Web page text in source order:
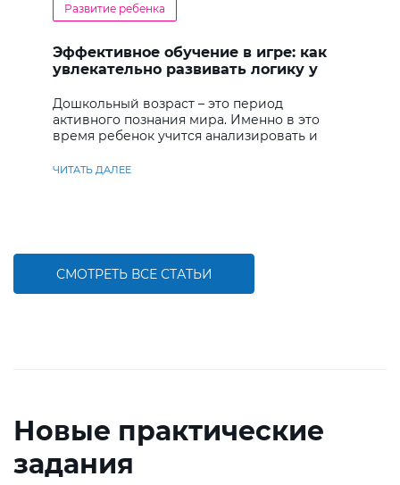
Развитие ребенка
Эффективное обучение в игре: как
увлекательно развивать логику у
Дошкольный возраст – это период
активного познания мира. Именно в это
время ребенок учится анализировать и
ЧИТАТЬ ДАЛЕЕ
СМОТРЕТЬ ВСЕ СТАТЬИ
Новые практические
задания